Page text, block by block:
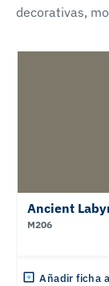
decorativas,
Ancient
M206
Añadir ficha